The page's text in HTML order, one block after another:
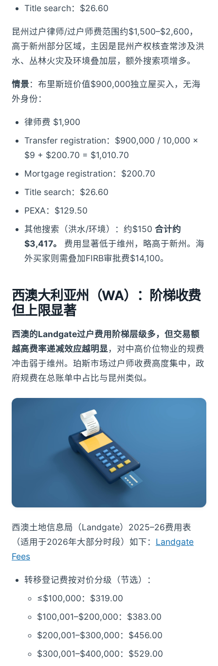
Title search：$26.60
昆州过户律师/过户师费范围约$1,500–$2,600，
高于新州部分区域，主因是昆州产权核查常涉及洪
水、丛林火灾及环境叠加层，额外搜索项增多。
情景：布里斯班价值$900,000独立屋买入，无海
外身份：
律师费 $1,900
Transfer registration：$900,000 / 10,000 ×
$9 + $200.70 = $1,010.70
Mortgage registration：$200.70
Title search：$26.60
PEXA：$129.50
其他搜索（洪水/环境）：约$150 合计约
$3,417。
费用显著低于维州，略高于新州。海
外买家则需叠加FIRB审批费$14,100。
西澳大利亚州（WA）：阶梯收费
但上限显著
西澳的Landgate过户费用阶梯层级多，但交易额
越高费率递减效应越明显，对中高价位物业的规费
冲击弱于维州。珀斯市场过户师收费高度集中，政
府规费在总账单中占比与昆州类似。
西澳土地信息局（Landgate）2025–26费用表
（适用于2026年大部分时段）如下： Landgate
Fees
转移登记费按对价分级（节选）：
≤$100,000：$319.00
$100,001–$200,000：$383.00
$200,001–$300,000：$456.00
$300,001–$400,000：$529.00